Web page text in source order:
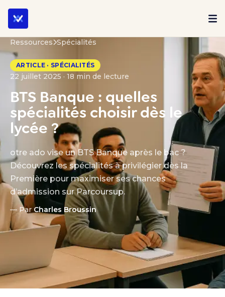
Ressources Spécialités
ARTICLE · SPÉCIALITÉS
22 juillet 2025 · 18 min de lecture
BTS Banque : quelles
spécialités choisir dès le
lycée ?
otre ado vise un BTS Banque après le bac ?
Découvrez les spécialités à privilégier dès la
Première pour maximiser ses chances
d’admission sur Parcoursup.
— ParCharles Broussin